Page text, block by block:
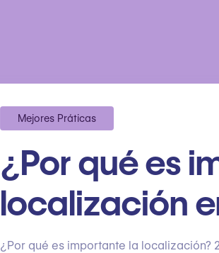
Mejores Práticas
¿Por qué es
localización
¿Por qué es importante la localización?